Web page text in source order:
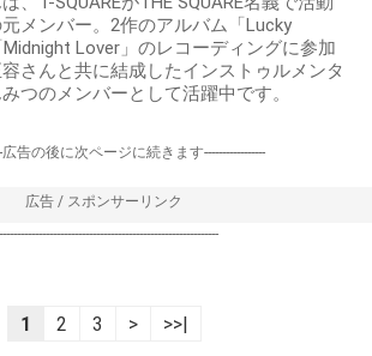
メンバー。2作のアルバム「Lucky
Lover」のレコーディングに参加
さんと共に結成したインストゥルメンタ
つのメンバーとして活躍中です。
広告の後に次ページに続きます-----------------
広告 / スポンサーリンク
1 2 3 > >>|